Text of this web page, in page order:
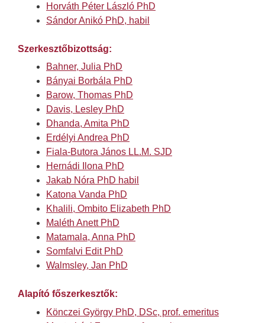
Horváth Péter László PhD
Sándor Anikó PhD, habil
Szerkesztőbizottság:
Bahner, Julia PhD
Bányai Borbála PhD
Barow, Thomas PhD
Davis, Lesley PhD
Dhanda, Amita PhD
Erdélyi Andrea PhD
Fiala-Butora János LL.M. SJD
Hernádi Ilona PhD
Jakab Nóra PhD habil
Katona Vanda PhD
Khalili, Ombito Elizabeth PhD
Maléth Anett PhD
Matamala, Anna PhD
Somfalvi Edit PhD
Walmsley, Jan PhD
Alapító főszerkesztők:
Könczei György PhD, DSc, prof. emeritus